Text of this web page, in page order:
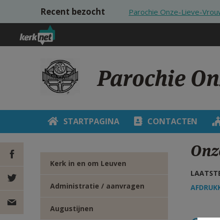
Overslaan en naar de inhoud gaan
Recent bezocht Parochie Onze-Lieve-
Parochie
STARTPAGINA CONTACTEN
DEEL OP
FACEBOOK
DEEL OP
Kerk in en om Leuven
Administratie / aanvragen
Augustijnen